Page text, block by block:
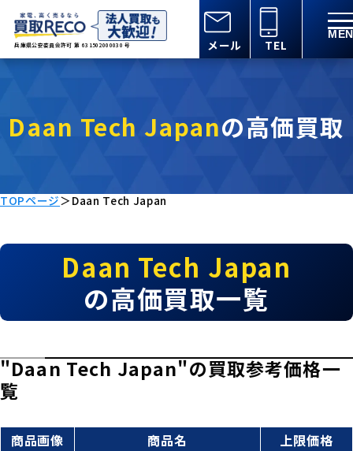
兵庫県公安委員会許可 第 631502000030 号 メール TEL
Daan Tech Japanの高価買取
TOPページ＞ Daan Tech Japan
Daan Tech Japan
の高価買取一覧
"Daan Tech Japan"の買取参考価格一
覧
商品画像 商品名
上限価格